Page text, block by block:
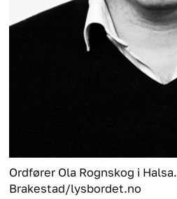
Ordfører Ola Rognskog i Halsa.
Brakestad/lysbordet.no